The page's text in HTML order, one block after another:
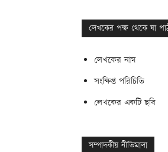
লেখকের পক্ষ থেকে যা
লেখকের নাম
সংক্ষিপ্ত পরিচিতি
লেখকের একটি ছবি
সম্পাদকীয় নীতিমালা